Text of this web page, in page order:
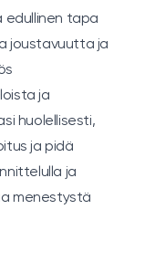
edullinen tapa
joustavuutta ja
ja
huolellisesti,
ja pidä
ja
menestystä